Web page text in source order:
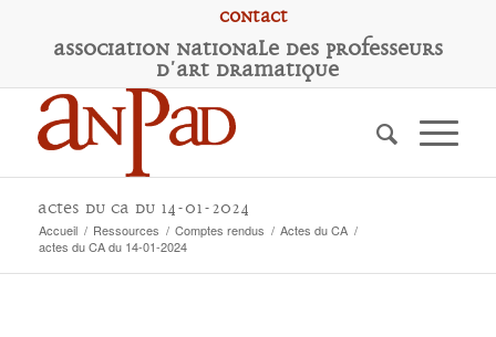
Contact
Association Nationale des Professeurs
d'Art Dramatique
actes du CA du 14-01-2024
Accueil / Ressources / Comptes rendus / Actes du CA /
actes du CA du 14-01-2024